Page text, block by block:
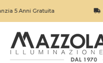
Gratuita